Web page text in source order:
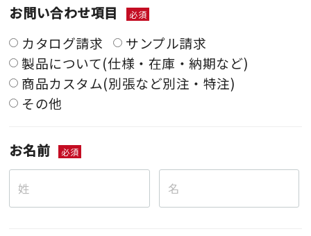
お問い合わせ項目 必須
カタログ請求
サンプル請求
製品について(仕様・在庫・納期など)
商品カスタム(別張など別注・特注)
その他
お名前 必須